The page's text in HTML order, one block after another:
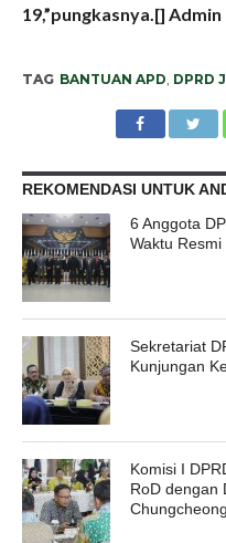
19,”pungkasnya.[] Admin
TAG BANTUAN APD DPRD
REKOMENDASI UNTUK
6 Anggota
Waktu
Sekretariat
Kunjungan
Komisi I
RoD dengan